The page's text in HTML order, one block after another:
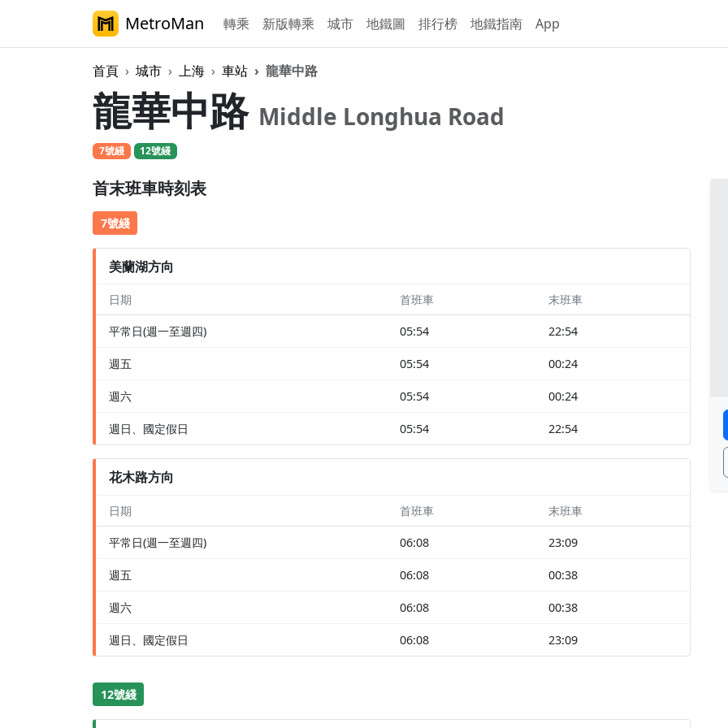
MetroMan 轉乘 新版轉乘 城市 地鐵圖 排行榜 地鐵指南 App
首頁 城市 上海 車站 龍華中路
龍華中路 Middle Longhua Road
7號綫 12號綫
首末班車時刻表
7號綫
美蘭湖方向
日期 首班車 末班車
平常日(週一至週四) 05:54 22:54
週五 05:54 00:24
週六 05:54 00:24
週日、國定假日 05:54 22:54
花木路方向
日期 首班車 末班車
平常日(週一至週四) 06:08 23:09
週五 06:08 00:38
週六 06:08 00:38
週日、國定假日 06:08 23:09
12號綫